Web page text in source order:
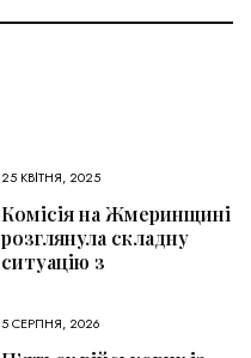
25 КВІТНЯ, 2025
Комісія на Жмеринщині
розглянула складну
ситуацію з
5 СЕРПНЯ, 2026